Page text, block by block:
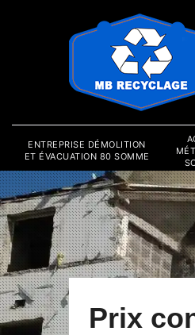
ENTREPRISE DÉMOLITION
ET ÉVACUATION 80 SOMME
Prix